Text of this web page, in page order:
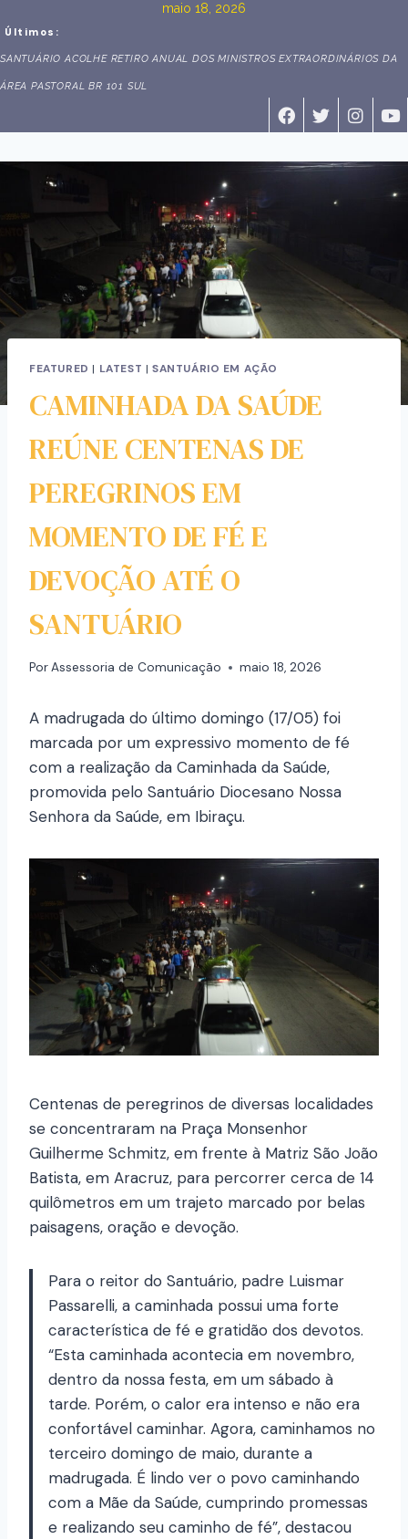
maio 18, 2026
Últimos:
COM BÊNÇÃO DE VEÍCULOS E HOMENAGEM AOS AVÓS, SANTUÁRIO DE
IBIRAÇU VIVENCIA MANHÃ DE DEVOÇÃO
FEATURED | LATEST | SANTUÁRIO EM AÇÃO
CAMINHADA DA SAÚDE
REÚNE CENTENAS DE
PEREGRINOS EM
MOMENTO DE FÉ E
DEVOÇÃO ATÉ O
SANTUÁRIO
PorAssessoria de Comunicação maio 18, 2026
A madrugada do último domingo (17/05) foi
marcada por um expressivo momento de fé
com a realização da Caminhada da Saúde,
promovida pelo Santuário Diocesano Nossa
Senhora da Saúde, em Ibiraçu.
Centenas de peregrinos de diversas localidades
se concentraram na Praça Monsenhor
Guilherme Schmitz, em frente à Matriz São João
Batista, em Aracruz, para percorrer cerca de 14
quilômetros em um trajeto marcado por belas
paisagens, oração e devoção.
Para o reitor do Santuário, padre Luismar
Passarelli, a caminhada possui uma forte
característica de fé e gratidão dos devotos.
“Esta caminhada acontecia em novembro,
dentro da nossa festa, em um sábado à
tarde. Porém, o calor era intenso e não era
confortável caminhar. Agora, caminhamos no
terceiro domingo de maio, durante a
madrugada. É lindo ver o povo caminhando
com a Mãe da Saúde, cumprindo promessas
e realizando seu caminho de fé”, destacou